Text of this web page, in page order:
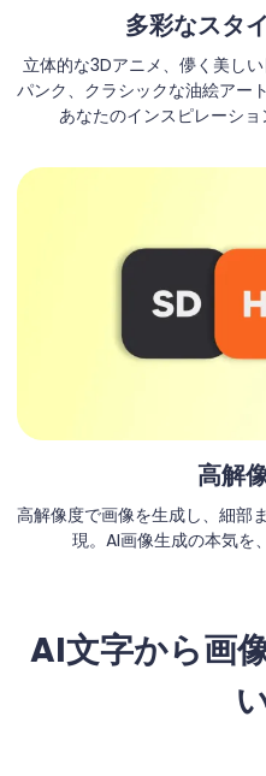
多彩なスタ
立体的な3Dアニメ、儚く美し
パンク、クラシックな油絵アー
あなたのインスピレーシ
高解
高解像度で画像を生成し、細部
現。AI画像生成の本気を
AI文字から画